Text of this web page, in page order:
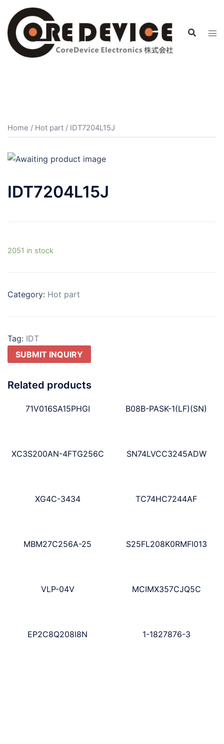
Home / Hot part / IDT7204L15J
IDT7204L15J
2051 in stock
Category: Hot part
Tag: IDT
SUBMIT INQUIRY
Related products
71V016SA15PHGI B08B-PASK-1(LF)(SN)
XC3S200AN-4FTG256C SN74LVCC3245ADW
XG4C-3434 TC74HC7244AF
MBM27C256A-25 S25FL208K0RMFI013
VLP-04V MCIMX357CJQ5C
EP2C8Q208I8N 1-1827876-3